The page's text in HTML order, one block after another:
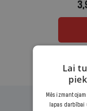
Lai
Mēs
lapas